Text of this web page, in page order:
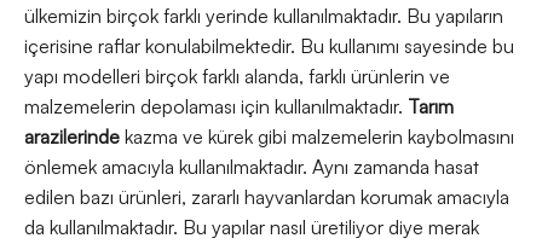
ülkemizin birçok farklı yerinde kullanılmaktadır. Bu yapıların
içerisine raflar konulabilmektedir. Bu kullanımı sayesinde bu
yapı modelleri birçok farklı alanda, farklı ürünlerin ve
malzemelerin depolaması için kullanılmaktadır. Tarım
arazilerinde kazma ve kürek gibi malzemelerin kaybolmasını
önlemek amacıyla kullanılmaktadır. Aynı zamanda hasat
edilen bazı ürünleri, zararlı hayvanlardan korumak amacıyla
da kullanılmaktadır. Bu yapılar nasıl üretiliyor diye merak